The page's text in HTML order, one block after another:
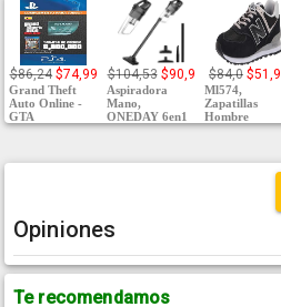
$86,24 $74,99
Grand Theft
Auto Online -
GTA
$104,53 $90,9
Aspiradora
Mano,
ONEDAY 6en1
$84,0
Ml574,
Zapatillas
Hombre
Opiniones
Te recomendamos